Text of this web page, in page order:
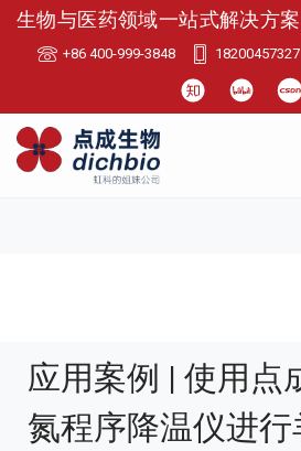
生物与医药领域一站式解决方
+86 400-999-3848 18200457327
应用案例 | 使用点
氮程序降温仪进